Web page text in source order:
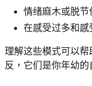
情绪麻木或脱节
在感受过多和
理解这些模式可以
反，它们是你年幼